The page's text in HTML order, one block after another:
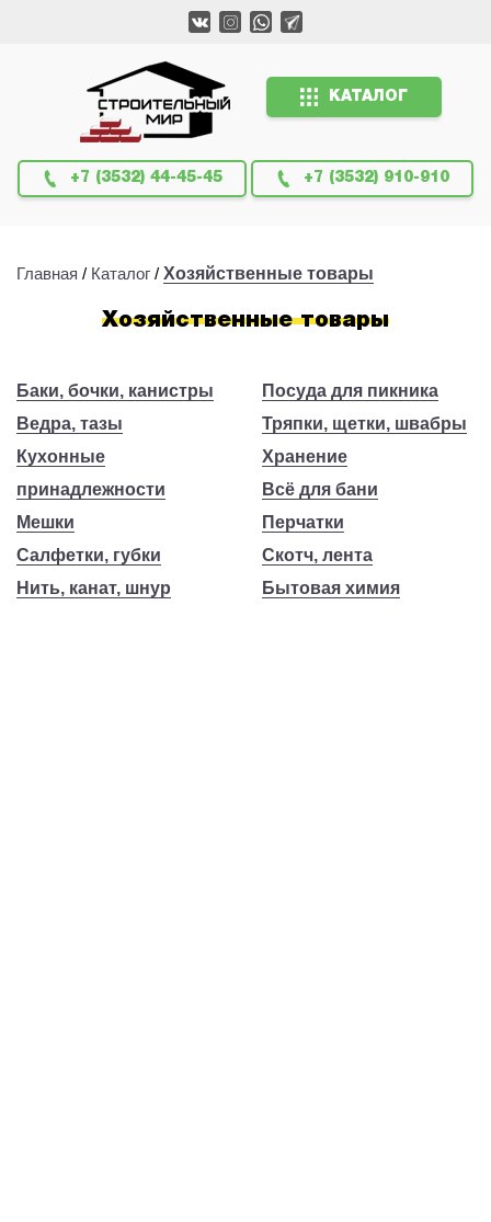
КАТАЛОГ
+7 (3532) 44-45-45 +7 (3532) 910-910
Главная / Каталог / Хозяйственные товары
Хозяйственные товары
Баки, бочки, канистры
Ведра, тазы
Кухонные
принадлежности
Мешки
Салфетки, губки
Нить, канат, шнур
Посуда для пикника
Тряпки, щетки, швабры
Хранение
Всё для бани
Перчатки
Скотч, лента
Бытовая химия